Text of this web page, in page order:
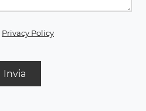
Privacy Policy
Invia